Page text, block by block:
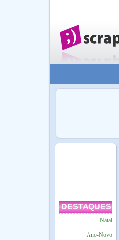
DESTAQUES
Natal
Ano-Novo